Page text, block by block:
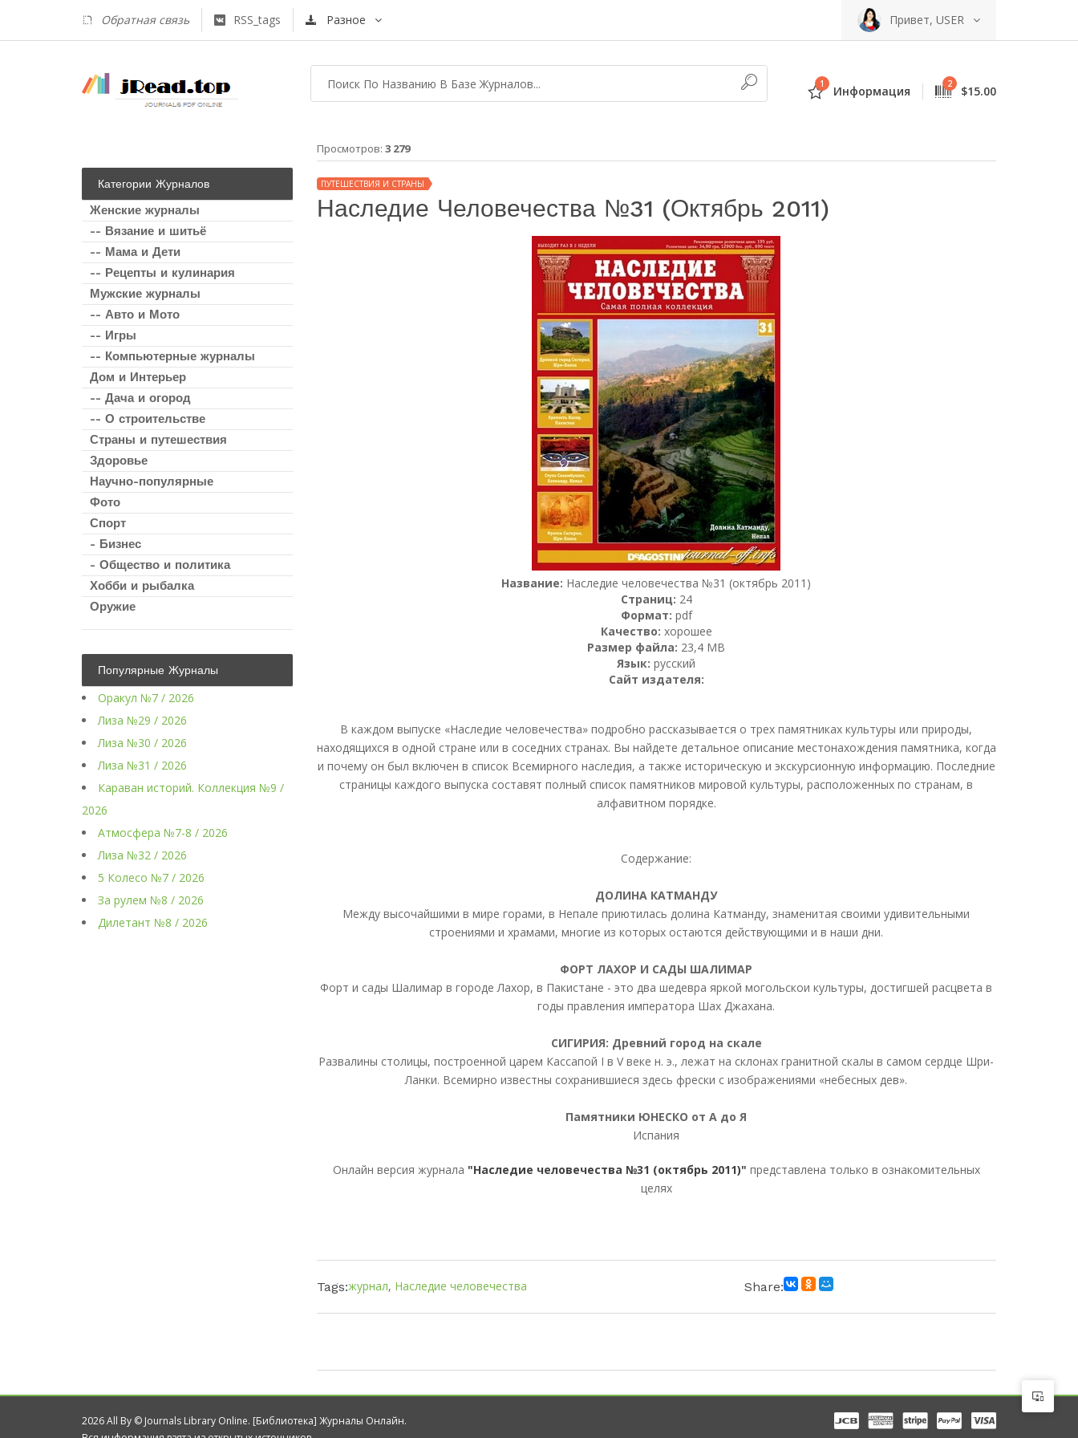
Обратная связь RSS_tags Разное Привет, USER
1 Информация 2 $15.00
Категории Журналов
Женские журналы
-- Вязание и шитьё
-- Мама и Дети
-- Рецепты и кулинария
Мужские журналы
-- Авто и Мото
-- Игры
-- Компьютерные журналы
Дом и Интерьер
-- Дача и огород
-- О строительстве
Страны и путешествия
Здоровье
Научно-популярные
Фото
Спорт
- Бизнес
- Общество и политика
Хобби и рыбалка
Оружие
Популярные Журналы
Оракул №7 / 2026
Лиза №29 / 2026
Лиза №30 / 2026
Лиза №31 / 2026
Караван историй. Коллекция №9 /
2026
Атмосфера №7-8 / 2026
Лиза №32 / 2026
5 Колесо №7 / 2026
За рулем №8 / 2026
Дилетант №8 / 2026
Просмотров: 3 279
ПУТЕШЕСТВИЯ И СТРАНЫ
Наследие Человечества №31 (октябрь 2011)
Название: Наследие человечества №31 (октябрь 2011)
Страниц: 24
Формат: pdf
Качество: хорошее
Размер файла: 23,4 MB
Язык: русский
Сайт издателя:
В каждом выпуске «Наследие человечества» подробно рассказывается о трех памятниках культуры или природы,
находящихся в одной стране или в соседних странах. Вы найдете детальное описание местонахождения памятника, когда
и почему он был включен в список Всемирного наследия, а также историческую и экскурсионную информацию. Последние
страницы каждого выпуска составят полный список памятников мировой культуры, расположенных по странам, в
алфавитном порядке.
Содержание:
ДОЛИНА КАТМАНДУ
Между высочайшими в мире горами, в Непале приютилась долина Катманду, знаменитая своими удивительными
строениями и храмами, многие из которых остаются действующими и в наши дни.
ФОРТ ЛАХОР И САДЫ ШАЛИМАР
Форт и сады Шалимар в городе Лахор, в Пакистане - это два шедевра яркой могольскои культуры, достигшей расцвета в
годы правления императора Шах Джахана.
СИГИРИЯ: Древний город на скале
Развалины столицы, построенной царем Кассапой I в V веке н. э., лежат на склонах гранитной скалы в самом сердце Шри-
Ланки. Всемирно известны сохранившиеся здесь фрески с изображениями «небесных дев».
Памятники ЮНЕСКО от А до Я
Испания
Онлайн версия журнала "Наследие человечества №31 (октябрь 2011)" представлена только в ознакомительных
целях
Tags:журнал, Наследие человечества Share:
2026 All By © Journals Library Online. [Библиотека] Журналы Онлайн.